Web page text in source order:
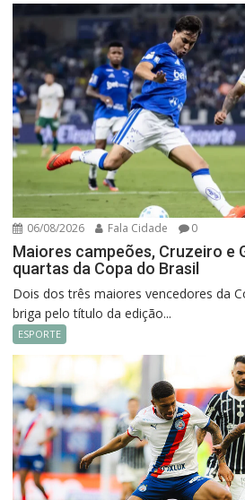
06/08/2026 Fala Cidade 0
Maiores campeões, Cruzeiro e
quartas da Copa do Brasil
Dois dos três maiores vencedores da
briga pelo título da edição...
ESPORTE